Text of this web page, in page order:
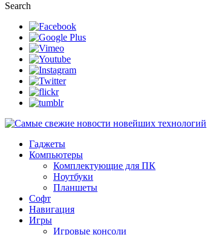
Search
Гаджеты
Компьютеры
Комплектующие для ПК
Ноутбуки
Планшеты
Софт
Навигация
Игры
Игровые консоли